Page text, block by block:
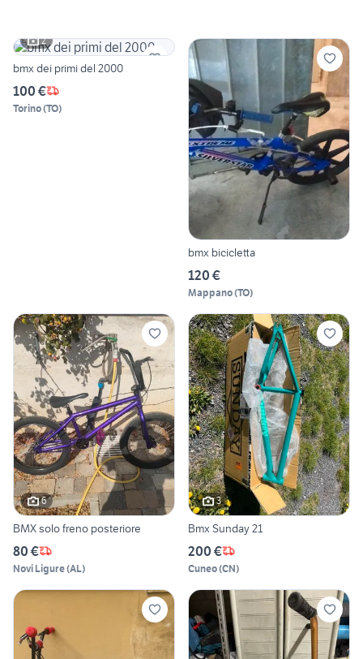
2
bmx dei primi del 2000
100 €
Torino(TO)
bmx bicicletta
120 €
Mappano(TO)
6
BMX solo freno posteriore
80 €
Novi Ligure(AL)
3
Bmx Sunday 21
200 €
Cuneo(CN)